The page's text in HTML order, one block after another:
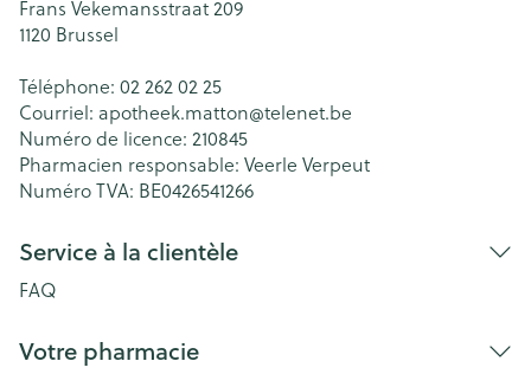
Frans Vekemansstraat 209
1120 Brussel
Téléphone: 02 262 02 25
Courriel: apotheek.matton@telenet.be
Numéro de licence: 210845
Pharmacien responsable: Veerle Verpeut
Numéro TVA: BE0426541266
Service à la clientèle
FAQ
Votre pharmacie